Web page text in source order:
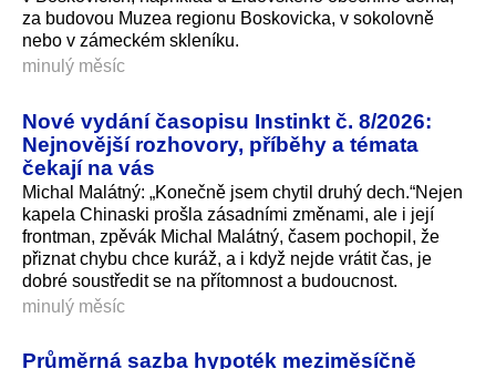
za budovou Muzea regionu Boskovicka, v sokolovně
nebo v zámeckém skleníku.
minulý měsíc
Nové vydání časopisu Instinkt č. 8/2026:
Nejnovější rozhovory, příběhy a témata
čekají na vás
Michal Malátný: „Konečně jsem chytil druhý dech.“Nejen
kapela Chinaski prošla zásadními změnami, ale i její
frontman, zpěvák Michal Malátný, časem pochopil, že
přiznat chybu chce kuráž, a i když nejde vrátit čas, je
dobré soustředit se na přítomnost a budoucnost.
minulý měsíc
Průměrná sazba hypoték meziměsíčně